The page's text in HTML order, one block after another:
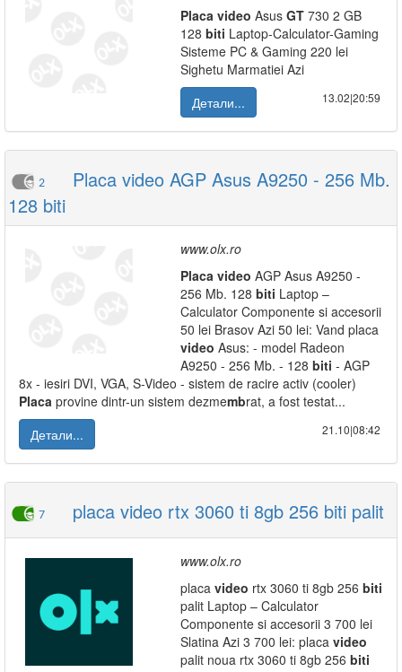
Placa video Asus GT 730 2 GB
128 biti Laptop-Calculator-Gaming
Sisteme PC & Gaming 220 lei
Sighetu Marmatiei Azi
Детали...
13.02|20:59
2
Placa video AGP Asus A9250 - 256 Mb.
128 biti
www.olx.ro
Placa video AGP Asus A9250 -
256 Mb. 128 biti Laptop –
Calculator Componente si accesorii
50 lei Brasov Azi 50 lei: Vand placa
video Asus: - model Radeon
A9250 - 256 Mb. - 128 biti - AGP
8x - iesiri DVI, VGA, S-Video - sistem de racire activ (cooler)
Placa provine dintr-un sistem dezmembrat, a fost testat...
Детали...
21.10|08:42
7 placa video rtx 3060 ti 8gb 256 biti palit
www.olx.ro
placa video rtx 3060 ti 8gb 256 biti
palit Laptop – Calculator
Componente si accesorii 3 700 lei
Slatina Azi 3 700 lei: placa video
palit noua rtx 3060 ti 8gb 256 biti